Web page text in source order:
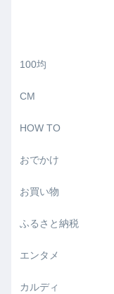
100均
CM
HOW TO
おでかけ
お買い物
ふるさと納税
エンタメ
カルディ